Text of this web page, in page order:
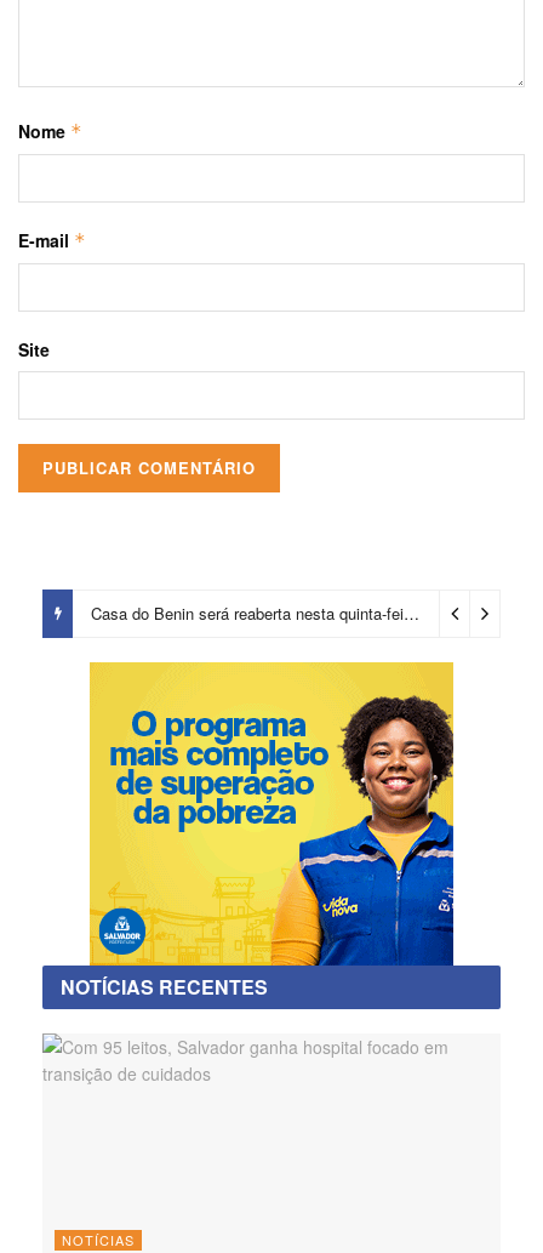
Nome *
E-mail *
Site
Casa do Benin será reaberta nesta quinta-feira (6) 2 dias ago
NOTÍCIAS RECENTES
NOTÍCIAS